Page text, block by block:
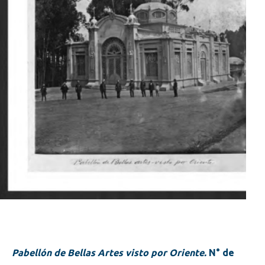
Pabellón de Bellas Artes visto por Oriente. N° de